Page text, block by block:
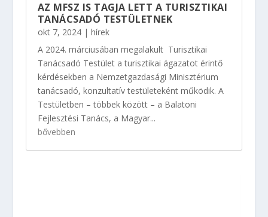
AZ MFSZ IS TAGJA LETT A TURISZTIKAI
TANÁCSADÓ TESTÜLETNEK
okt 7, 2024| hírek
A 2024. márciusában megalakult Turisztikai
Tanácsadó Testület a turisztikai ágazatot érintő
kérdésekben a Nemzetgazdasági Minisztérium
tanácsadó, konzultatív testületeként működik. A
Testületben – többek között – a Balatoni
Fejlesztési Tanács, a Magyar...
bővebben